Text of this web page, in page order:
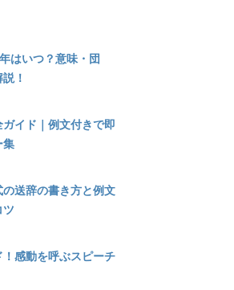
はいつ？意味・団
！
イド｜例文付きで即
集
の送辞の書き方と例文
ツ
感動を呼ぶスピーチ